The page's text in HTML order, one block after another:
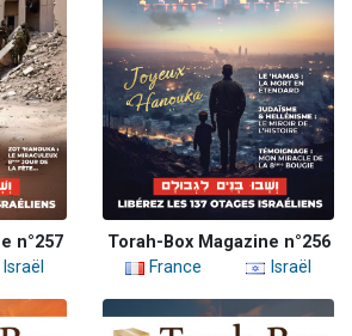
n°257
Israël
Torah-Box Magazine n°256
France
Israël